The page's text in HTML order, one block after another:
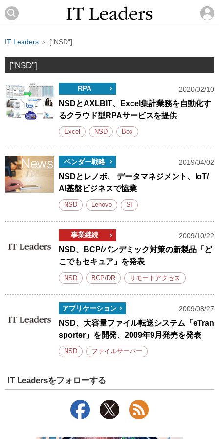
IT Leaders ＞ ["NSD"]
["NSD"]
RPA 2020/02/10
NSDとAXLBIT、Excel集計業務を自動化す
るクラウド型RPAサービスを提供
Excel NSD Box
ベンダー戦略 2019/04/02
NSDとレノボ、 データマネジメント、IoT/
AI基盤ビジネスで協業
NSD Lenovo SI
事業継続 2009/10/22
NSD、BCP/パンデミック対策の新製品「ど
こでもセキュア」を発表
NSD BCP/DR リモートアクセス
アプリケーション 2009/08/27
NSD、大容量ファイル転送システム「eTran
sporter」を開発、2009年9月発売を発表
NSD ファイルサーバー
IT Leadersをフォローする